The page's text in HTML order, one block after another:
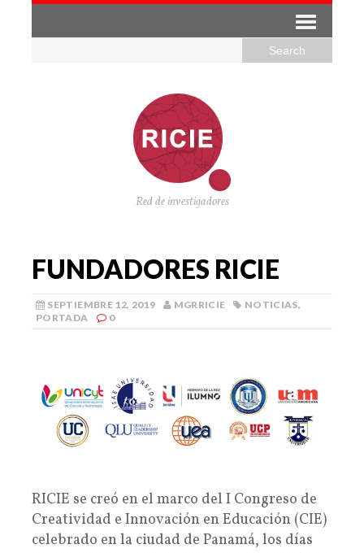
Red de investigadores
FUNDADORES RICIE
SEPTIEMBRE 12, 2019 MGRRICIE NOTICIAS,
PORTADA
0
RICIE se creó en el marco del I Congreso de
Creatividad e Innovación en Educación (CIE)
celebrado en la ciudad de Panamá, los días